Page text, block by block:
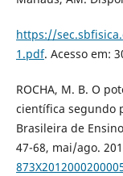
https://
1.pdf. Acesso em:
ROCHA, M. B. O
científica segundo
Brasileira de
47-68, mai/ago.